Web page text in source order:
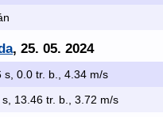
, 25. 05. 2024
s, 0.0 tr. b., 4.34 m/s
13.46 tr. b., 3.72 m/s